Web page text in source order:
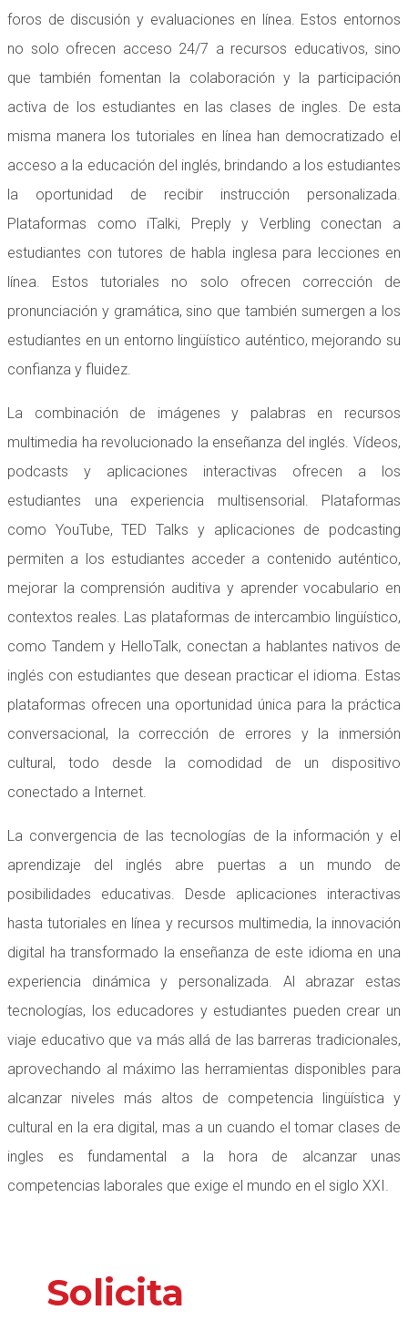
foros de discusión y evaluaciones en línea. Estos entornos
no solo ofrecen acceso 24/7 a recursos educativos, sino
que también fomentan la colaboración y la participación
activa de los estudiantes en las clases de ingles. De esta
misma manera los tutoriales en línea han democratizado el
acceso a la educación del inglés, brindando a los estudiantes
la oportunidad de recibir instrucción personalizada.
Plataformas como iTalki, Preply y Verbling conectan a
estudiantes con tutores de habla inglesa para lecciones en
línea. Estos tutoriales no solo ofrecen corrección de
pronunciación y gramática, sino que también sumergen a los
estudiantes en un entorno lingüístico auténtico, mejorando su
confianza y fluidez.
La combinación de imágenes y palabras en recursos
multimedia ha revolucionado la enseñanza del inglés. Vídeos,
podcasts y aplicaciones interactivas ofrecen a los
estudiantes una experiencia multisensorial. Plataformas
como YouTube, TED Talks y aplicaciones de podcasting
permiten a los estudiantes acceder a contenido auténtico,
mejorar la comprensión auditiva y aprender vocabulario en
contextos reales. Las plataformas de intercambio lingüístico,
como Tandem y HelloTalk, conectan a hablantes nativos de
inglés con estudiantes que desean practicar el idioma. Estas
plataformas ofrecen una oportunidad única para la práctica
conversacional, la corrección de errores y la inmersión
cultural, todo desde la comodidad de un dispositivo
conectado a Internet.
La convergencia de las tecnologías de la información y el
aprendizaje del inglés abre puertas a un mundo de
posibilidades educativas. Desde aplicaciones interactivas
hasta tutoriales en línea y recursos multimedia, la innovación
digital ha transformado la enseñanza de este idioma en una
experiencia dinámica y personalizada. Al abrazar estas
tecnologías, los educadores y estudiantes pueden crear un
viaje educativo que va más allá de las barreras tradicionales,
aprovechando al máximo las herramientas disponibles para
alcanzar niveles más altos de competencia lingüística y
cultural en la era digital, mas a un cuando el tomar clases de
ingles es fundamental a la hora de alcanzar unas
competencias laborales que exige el mundo en el siglo XXI.
Solicita